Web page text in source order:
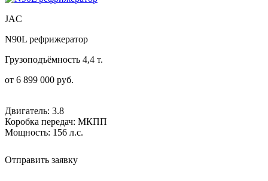
JAC
N90L рефрижератор
Грузоподъёмность 4,4 т.
от 6 899 000 руб.
Двигатель: 3.8
Коробка передач: МКПП
Мощность: 156 л.с.
Отправить заявку